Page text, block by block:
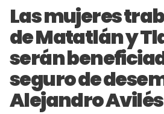
Las mujeres
de Matatlán y
serán
seguro de
Alejandro